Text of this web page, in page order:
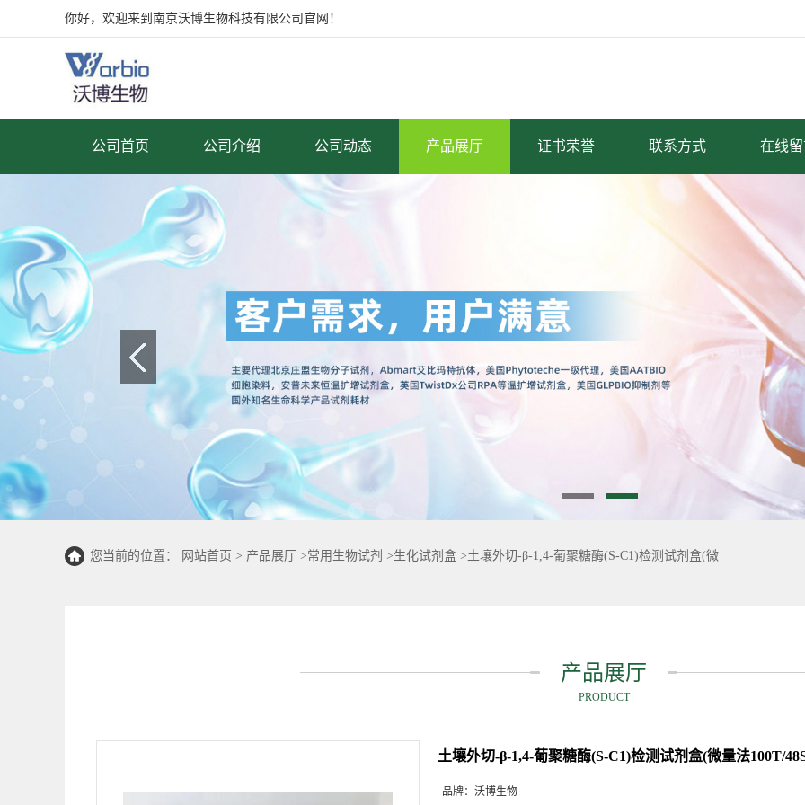
你好，欢迎来到南京沃博生物科技有限公司官网！
公司首页 公司介绍 公司动态 产品展厅 证书荣誉 联系方式 在线
您当前的位置： 网站首页 > 产品展厅 >常用生物试剂 >生化试剂盒 >土壤外切-β-1,4-葡聚糖酶(S-C1)检测试剂盒(微
产品展厅
PRODUCT
土壤外切-β-1,4-葡聚糖酶(S-C1)检测试剂盒(微量法100T/
品牌： 沃博生物